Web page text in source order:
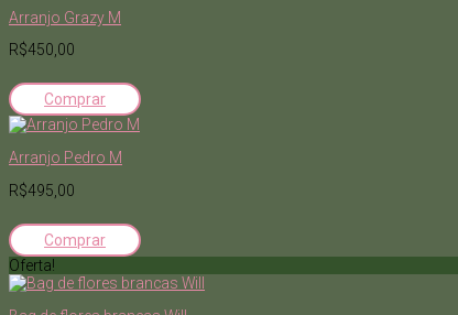
Arranjo Grazy M
R$450,00
Comprar
Arranjo Pedro M
R$495,00
Comprar
Oferta!